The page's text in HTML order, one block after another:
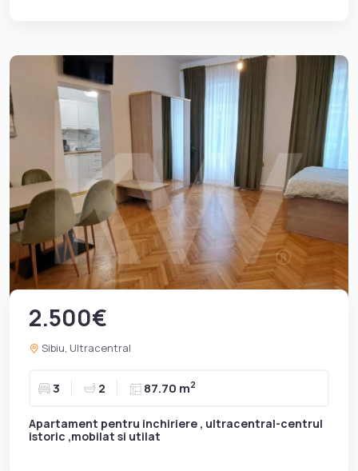
2.500€
Sibiu, Ultracentral
3 2 87.70 m2
Apartament pentru inchiriere , ultracentral-centrul
istoric ,mobilat si utilat